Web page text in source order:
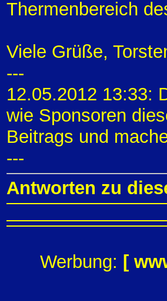
Thermenbereich
Viele Grüße,
---
12.05.2012 13:33:
wie Sponsoren
Beitrags und
---
Antworten zu
Werbung: [